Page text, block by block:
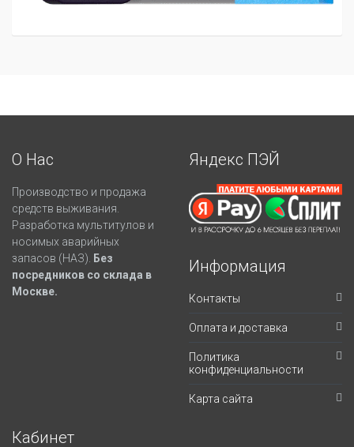
О Нас
Производство и продажа
средств выживания.
Разработка мультитулов и
носимых аварийных
запасов (НАЗ).
Без
посредников со склада в
Москве.
Яндекс ПЭЙ
Информация
Контакты
Оплата и доставка
Политика
конфиденциальности
Карта сайта
Кабинет